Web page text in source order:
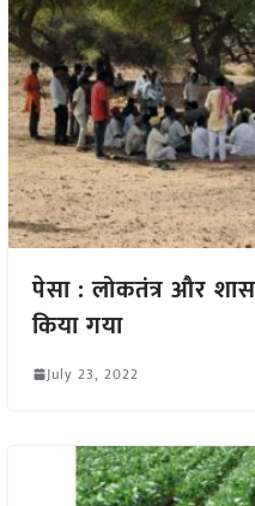
पेसा : लोकतंत्र और
किया गया
July 23, 2022